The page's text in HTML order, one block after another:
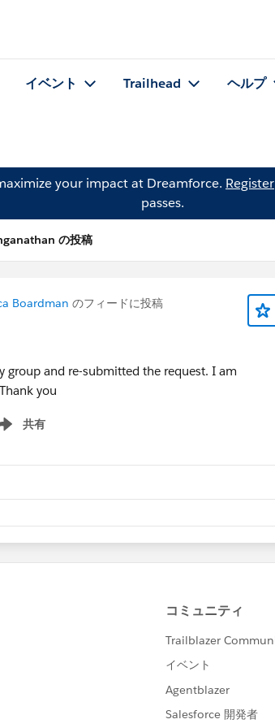
イベント Trailhead ヘルプ
your impact at Dreamforce. Register
passes.
の投稿
Boardman のフィードに投稿
and re-submitted the request. I am
you
共有
menu